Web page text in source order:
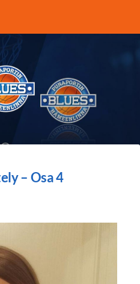
Punaportin Blues - Koripalloa
– Osa 4